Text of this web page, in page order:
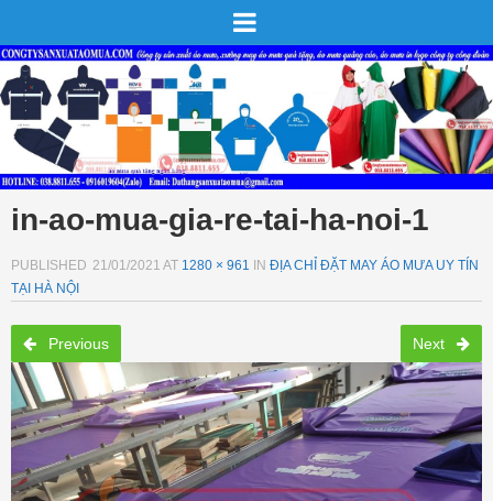
in-ao-mua-gia-re-tai-ha-noi-1
PUBLISHED 21/01/2021 AT 1280 × 961 IN ĐỊA CHỈ ĐẶT MAY ÁO MƯA UY TÍN
TẠI HÀ NỘI
Previous Next